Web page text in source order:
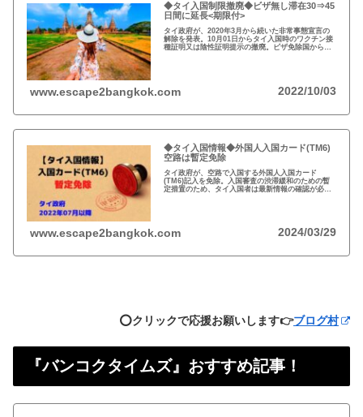
◆タイ入国制限撤廃◆ビザ無し滞在30⇒45
日間に延長<期限付>
タイ政府が、2020年3月から続いた非常事態宣言の
解除を発表。10月01日からタイ入国時のワクチン接
種証明又は陰性証明提示の撤廃。ビザ免除国からの
www.escape2bangkok.com 2022/10/03
◆タイ入国情報◆外国人入国カード(TM6)
空路は暫定免除
タイ政府が、空路で入国する外国人入国カード
(TM6)記入を免除。入国審査の渋滞緩和のための暫
定措置のため、タイ入国者は最新情報の確認が必
www.escape2bangkok.com 2024/03/29
⭕️クリックで応援お願いします👉ブログ村
『バンコクタイムズ』おすすめ記事！